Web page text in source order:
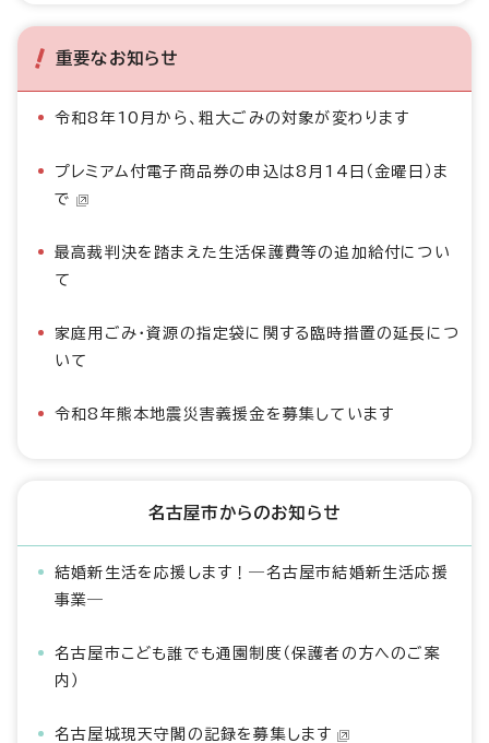
重要なお知らせ
令和8年10月から、粗大ごみの対象が変わります
プレミアム付電子商品券の申込は8月14日（金曜日）ま
で
最高裁判決を踏まえた生活保護費等の追加給付につい
て
家庭用ごみ・資源の指定袋に関する臨時措置の延長につ
いて
令和8年熊本地震災害義援金を募集しています
名古屋市からのお知らせ
結婚新生活を応援します！―名古屋市結婚新生活応援
事業―
名古屋市こども誰でも通園制度（保護者の方へのご案
内）
名古屋城現天守閣の記録を募集します